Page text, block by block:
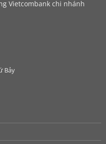
Vietcombank chi nhánh
Bảy